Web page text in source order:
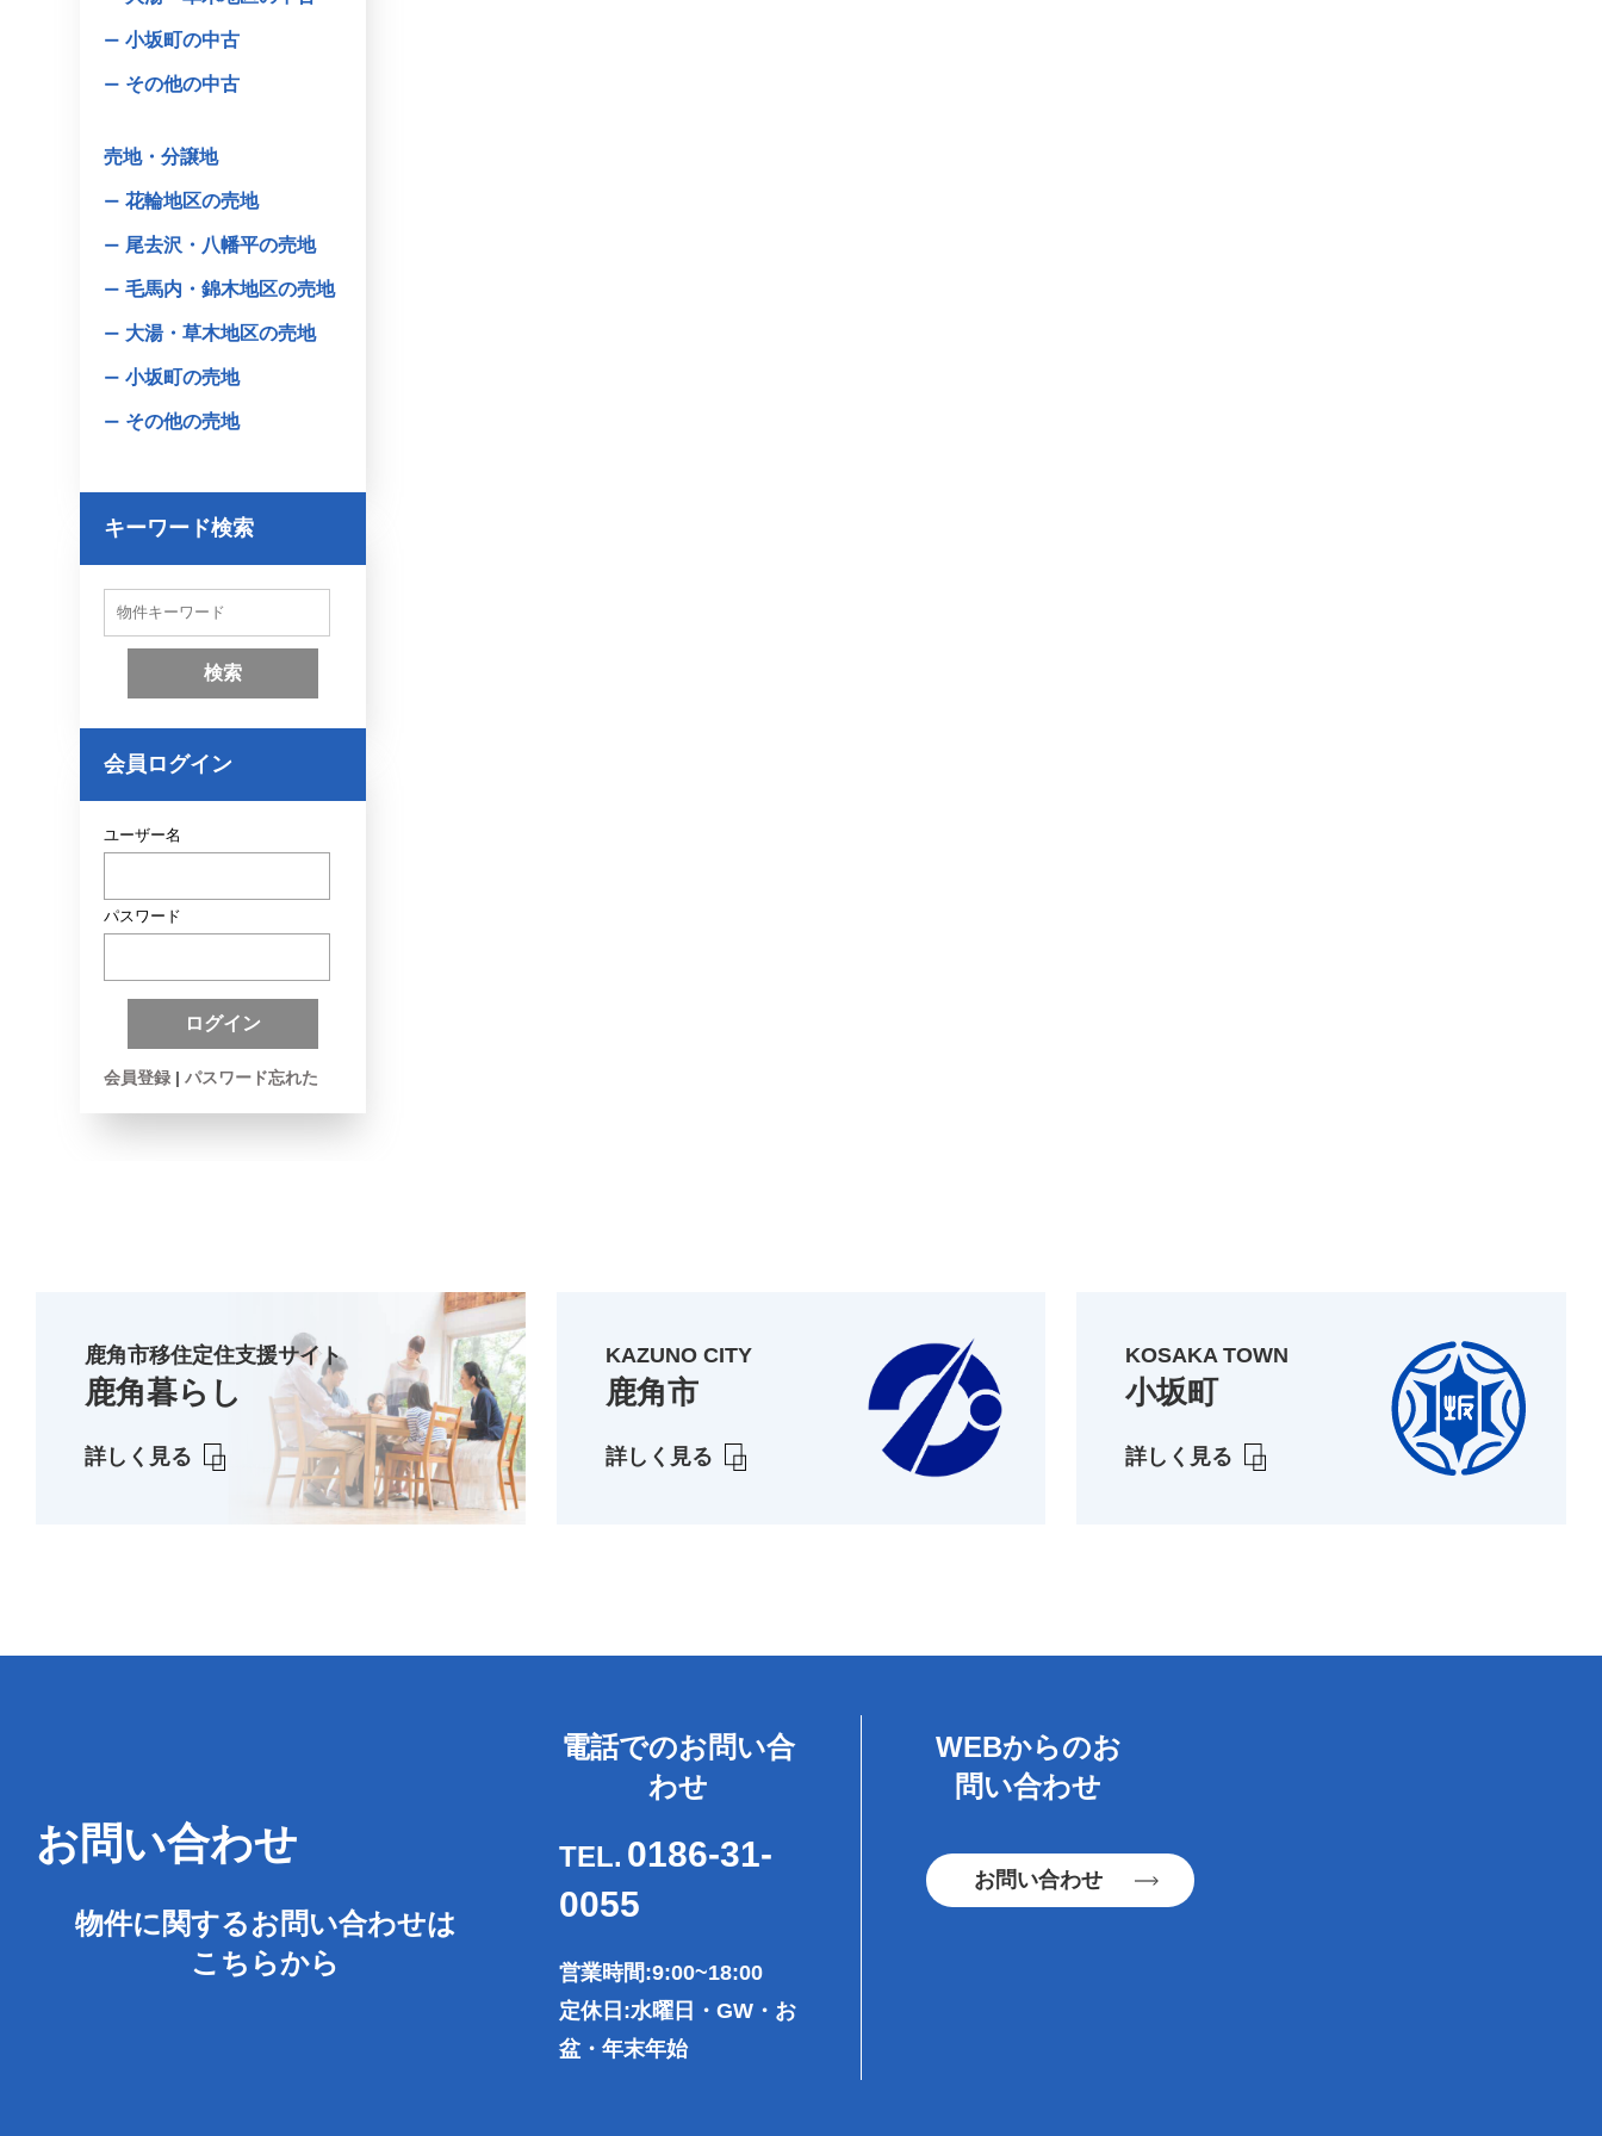
小坂町の中古
その他の中古
売地・分譲地
花輪地区の売地
尾去沢・八幡平の売地
毛馬内・錦木地区の売地
大湯・草木地区の売地
小坂町の売地
その他の売地
キーワード検索
件
検
ワ
ー
ド
会員ログイン
ユーザー名
パスワード
会員登録 |パスワード忘れた
鹿角市移住定住支援サイト
鹿角暮らし
詳しく見る
KAZUNO CITY
鹿角市
詳しく見る
KOSAKA TOWN
小坂町
詳しく見る
お問い合わせ
物件に関するお問い合わせは
こちらから
電話でのお問い合
わせ
TEL. 0186-31-
0055
営業時間:9:00~18:00
定休日:水曜日・GW・お
盆・年末年始
WEBからのお
問い合わせ
お問い合わせ